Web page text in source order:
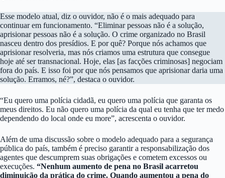
Esse modelo atual, diz o ouvidor, não é o mais adequado para
continuar em funcionamento. “Eliminar pessoas não é a solução,
aprisionar pessoas não é a solução. O crime organizado no Brasil
nasceu dentro dos presídios. E por quê? Porque nós achamos que
aprisionar resolveria, mas nós criamos uma estrutura que consegue
hoje até ser transnacional. Hoje, elas [as facções criminosas] negociam
fora do país. E isso foi por que nós pensamos que aprisionar daria uma
solução. Erramos, né?”, destaca o ouvidor.
“Eu quero uma polícia cidadã, eu quero uma polícia que garanta os
meus direitos. Eu não quero uma polícia da qual eu tenha que ter medo
dependendo do local onde eu more”, acrescenta o ouvidor.
Além de uma discussão sobre o modelo adequado para a segurança
pública do país, também é preciso garantir a responsabilização dos
agentes que descumprem suas obrigações e cometem excessos ou
execuções. “Nenhum aumento de pena no Brasil acarretou
diminuição da prática do crime. Quando aumentou a pena do